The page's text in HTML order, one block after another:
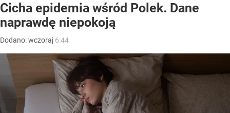
Cicha epidemia wśród Polek. Dane
naprawdę niepokoją
Dodano:wczoraj 6:44